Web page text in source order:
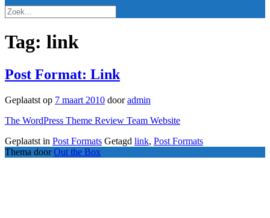
Tag: link
Post Format: Link
Geplaatst op 7 maart 2010 dooradmin
The WordPress Theme Review Team Website
Geplaatst in Post Formats Getagd link, Post Formats
Thema doorOut the Box